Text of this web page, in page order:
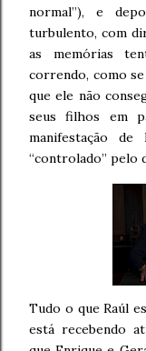
normal”), e
turbulento, com
as memórias
correndo, como
que ele não
seus filhos em
manifestação
“controlado” pelo
Tudo o que Raúl
está recebendo